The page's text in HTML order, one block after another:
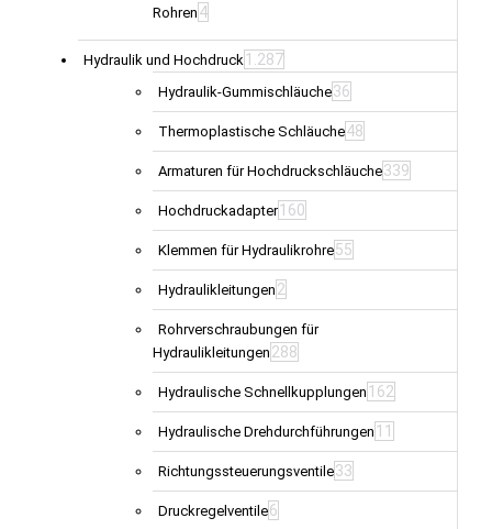
Rohren 4
Hydraulik und Hochdruck 1.287
Hydraulik-Gummischläuche36
Thermoplastische Schläuche48
Armaturen für Hochdruckschläuche339
Hochdruckadapter 160
Klemmen für Hydraulikrohre55
Hydraulikleitungen 2
Rohrverschraubungen für
Hydraulikleitungen 288
Hydraulische Schnellkupplungen 162
Hydraulische Drehdurchführungen 11
Richtungssteuerungsventile33
Druckregelventile6